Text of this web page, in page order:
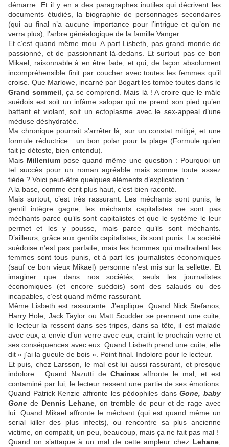
démarre. Et il y en a des paragraphes inutiles qui décrivent les
documents étudiés, la biographie de personnages secondaires
(qui au final n’a aucune importance pour l’intrigue et qu’on ne
verra plus), l’arbre généalogique de la famille Vanger ...
Et c’est quand même mou. A part Lisbeth, pas grand monde de
passionné, et de passionnant là-dedans. Et surtout pas ce bon
Mikael, raisonnable à en être fade, et qui, de façon absolument
incompréhensible finit par coucher avec toutes les femmes qu’il
croise. Que Marlowe, incarné par Bogart les tombe toutes dans le
Grand sommeil , ça se comprend. Mais là ! A croire que le mâle
suédois est soit un infâme salopar qui ne prend son pied qu’en
battant et violant, soit un ectoplasme avec le sex-appeal d’une
méduse déshydratée.
Ma chronique pourrait s’arrêter là, sur un constat mitigé, et une
formule réductrice : un bon polar pour la plage (Formule qu’en
fait je déteste, bien entendu).
Mais Millenium pose quand même une question : Pourquoi un
tel succès pour un roman agréable mais somme toute assez
tiède ? Voici peut-être quelques éléments d’explication :
A la base, comme écrit plus haut, c’est bien raconté.
Mais surtout, c’est très rassurant. Les méchants sont punis, le
gentil intègre gagne, les méchants capitalistes ne sont pas
méchants parce qu’ils sont capitalistes et que le système le leur
permet et les y pousse, mais parce qu’ils sont méchants.
D’ailleurs, grâce aux gentils capitalistes, ils sont punis. La société
suédoise n’est pas parfaite, mais les hommes qui maltraitent les
femmes sont tous punis, et à part les journalistes économiques
(sauf ce bon vieux Mikael) personne n’est mis sur la sellette. Et
imaginer que dans nos sociétés, seuls les journalistes
économiques (et encore suédois) sont des salauds ou des
incapables, c’est quand même rassurant.
Même Lisbeth est rassurante. J’explique. Quand Nick Stefanos,
Harry Hole, Jack Taylor ou Matt Scudder se prennent une cuite,
le lecteur la ressent dans ses tripes, dans sa tête, il est malade
avec eux, a envie d’un verre avec eux, craint le prochain verre et
ses conséquences avec eux. Quand Lisbeth prend une cuite, elle
dit « j’ai la gueule de bois ». Point final. Indolore pour le lecteur.
Et puis, chez Larsson, le mal est lui aussi rassurant, et presque
indolore : Quand Nazutti de Chainas affronte le mal, et est
contaminé par lui, le lecteur ressent une partie de ses émotions.
Quand Patrick Kenzie affronte les pédophiles dansGone, baby
Gone de Dennis Lehane , on tremble de peur et de rage avec
lui. Quand Mikael affronte le méchant (qui est quand même un
serial killer des plus infects), ou rencontre sa plus ancienne
victime, on compatit, un peu, beaucoup, mais ça ne fait pas mal !
Quand on s’attaque à un mal de cette ampleur chez Lehane